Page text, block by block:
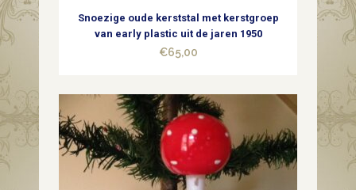
Snoezige oude kerststal met kerstgroep
van early plastic uit de jaren 1950
€65,00